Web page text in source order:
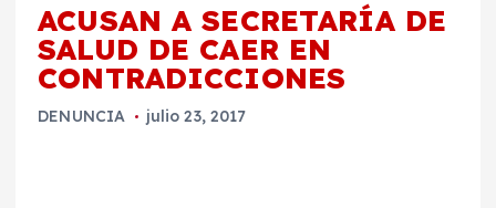
ACUSAN A SECRETARÍA DE
SALUD DE CAER EN
CONTRADICCIONES
DENUNCIA julio 23, 2017